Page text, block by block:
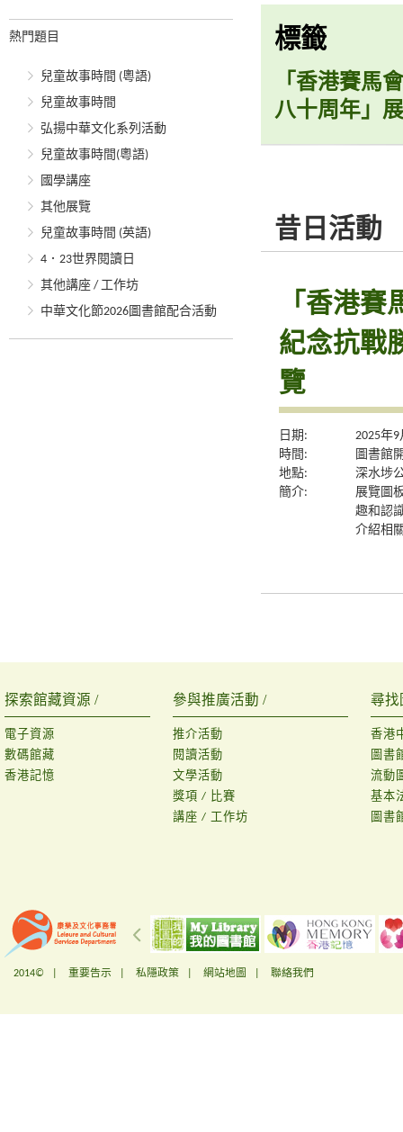
熱門題目
兒童故事時間 (粵語)
兒童故事時間
弘揚中華文化系列活動
兒童故事時間(粵語)
國學講座
其他展覽
兒童故事時間 (英語)
4．23世界閱讀日
其他講座 / 工作坊
中華文化節2026圖書館配合活動
標籤
「香港賽馬
八十周年」
昔日活動
「香港
紀念抗戰
覽
日期:
2025年
時間:
圖書館
地點:
深水埗
簡介:
展覽圖
趣和認
介紹相
探索館藏資源 /
電子資源
數碼館藏
香港記憶
參與推廣活動 /
推介活動
閱讀活動
文學活動
獎項 / 比賽
講座 / 工作坊
尋找
香港
圖書
流動
基本
圖書
2014© | 重要告示 私隱政策 網站地圖 聯絡我們